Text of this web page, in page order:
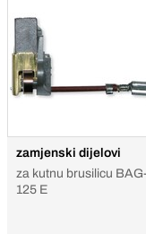
zamjenski dijelovi
za kutnu brusilicu BAG-
125 E